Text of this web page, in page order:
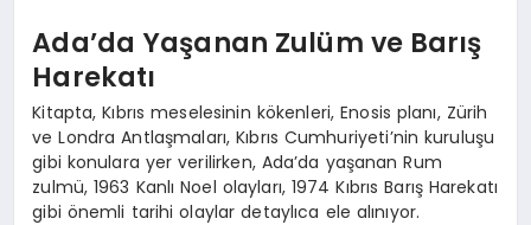
Ada’da Yaşanan Zulüm ve Barış
Harekatı
Kitapta, Kıbrıs meselesinin kökenleri, Enosis planı, Zürih
ve Londra Antlaşmaları, Kıbrıs Cumhuriyeti’nin kuruluşu
gibi konulara yer verilirken, Ada’da yaşanan Rum
zulmü, 1963 Kanlı Noel olayları, 1974 Kıbrıs Barış Harekatı
gibi önemli tarihi olaylar detaylıca ele alınıyor.